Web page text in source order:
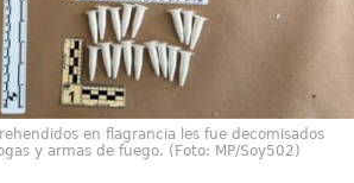
en flagrancia les fue decomisados
y armas de fuego. (Foto: MP/Soy502)